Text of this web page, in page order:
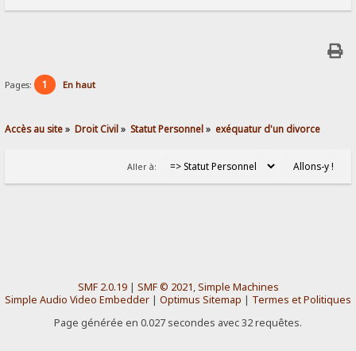
Pages: 1 En haut
Accès au site» Droit Civil» Statut Personnel» exéquatur d'un divorce
Aller à:
SMF 2.0.19| SMF © 2021,Simple Machines
Simple Audio Video Embedder
Optimus Sitemap
Termes et Politiques
Page générée en 0.027 secondes avec 32 requêtes.